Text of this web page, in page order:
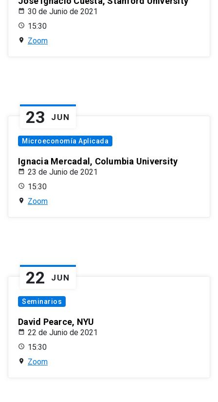
30 de Junio de 2021
15:30
Zoom
23 JUN
Microeconomía Aplicada
Ignacia Mercadal, Columbia University
23 de Junio de 2021
15:30
Zoom
22 JUN
Seminarios
David Pearce, NYU
22 de Junio de 2021
15:30
Zoom